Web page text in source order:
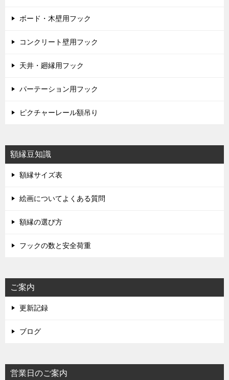
ボード・木壁用フック
コンクリート壁用フック
天井・廻縁用フック
パーテーション用フック
ピクチャーレール額吊り
額縁豆知識
額縁サイズ表
絵画についてよくある質問
額縁の選び方
フックの数と安全荷重
ご案内
更新記録
ブログ
営業日のご案内